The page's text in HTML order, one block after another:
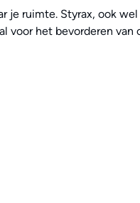
je ruimte. Styrax, ook
het bevorderen